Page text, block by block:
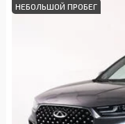
НЕБОЛЬШОЙ ПРОБЕГ